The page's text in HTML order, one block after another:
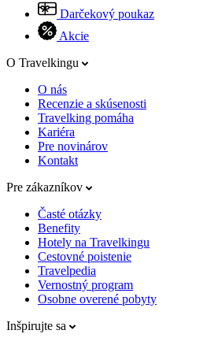
Darčekový poukaz
Akcie
O Travelkingu
O nás
Recenzie a skúsenosti
Travelking pomáha
Kariéra
Pre novinárov
Kontakt
Pre zákazníkov
Časté otázky
Benefity
Hotely na Travelkingu
Cestovné poistenie
Travelpedia
Vernostný program
Osobne overené pobyty
Inšpirujte sa